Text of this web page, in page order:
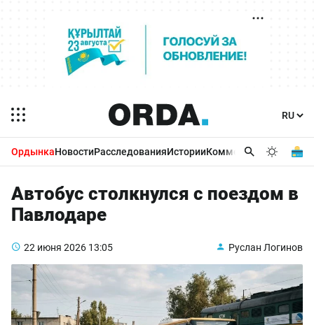
ОрдынкаНовостиРасследованияИсторииКомментарииБизнес
Автобус столкнулся с поездом в
Павлодаре
22 июня 2026 13:05 Руслан Логинов